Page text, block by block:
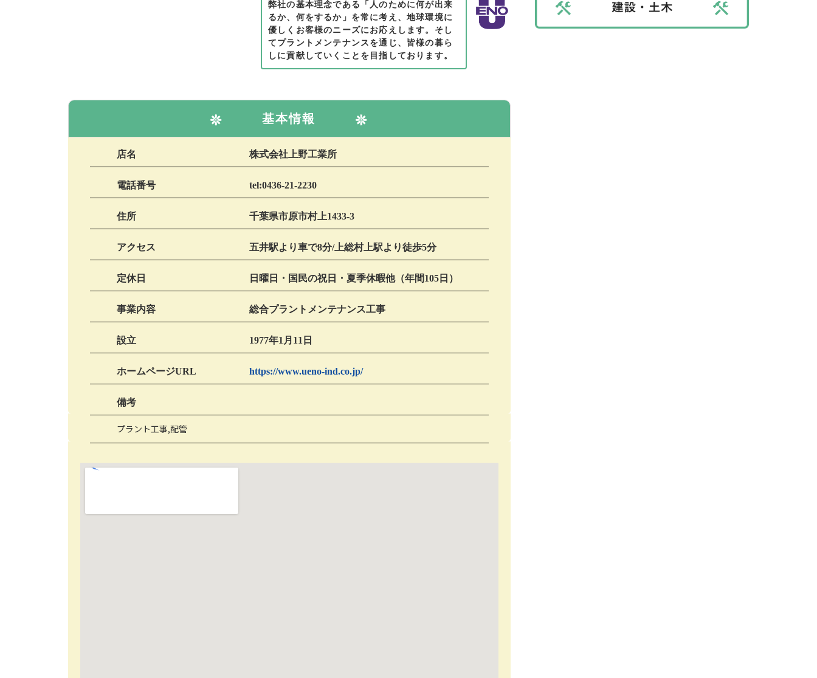
弊社の基本理念である「人のために何が出来
るか、何をするか」を常に考え、地球環境に
優しくお客様のニーズにお応えします。そし
てプラントメンテナンスを通じ、皆様の暮ら
しに貢献していくことを目指しております。
基本情報
店名 株式会社上野工業所
電話番号 tel:0436-21-2230
住所 千葉県市原市村上1433-3
アクセス 五井駅より車で8分/上総村上駅より徒歩5分
定休日 日曜日・国民の祝日・夏季休暇他（年間105日）
事業内容 総合プラントメンテナンス工事
設立 1977年1月11日
ホームページURL https://www.ueno-ind.co.jp/
備考
プラント工事,配管